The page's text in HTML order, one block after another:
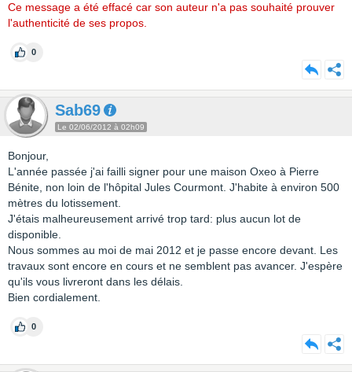
Ce message a été effacé car son auteur n'a pas souhaité prouver
l'authenticité de ses propos.
0
Sab69
Le 02/06/2012 à 02h09
Bonjour,
L'année passée j'ai failli signer pour une maison Oxeo à Pierre
Bénite, non loin de l'hôpital Jules Courmont. J'habite à environ 500
mètres du lotissement.
J'étais malheureusement arrivé trop tard: plus aucun lot de
disponible.
Nous sommes au moi de mai 2012 et je passe encore devant. Les
travaux sont encore en cours et ne semblent pas avancer. J'espère
qu'ils vous livreront dans les délais.
Bien cordialement.
0